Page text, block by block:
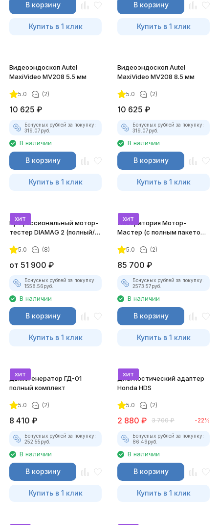
В корзину
Купить в 1 клик
В корзину
Купить в 1 клик
Видеоэндоскоп Autel
MaxiVideo MV208 5.5 мм
5.0 (2)
10 625 ₽
Бонусных рублей за покупку:
319.07руб.
В наличии
В корзину
Купить в 1 клик
Видеоэндоскоп Autel
MaxiVideo MV208 8.5 мм
5.0 (2)
10 625 ₽
Бонусных рублей за покупку:
319.07руб.
В наличии
В корзину
Купить в 1 клик
хит
Профессиональный мотор-
тестер DIAMAG 2 (полный/
5.0 (8)
от 51 900 ₽
Бонусных рублей за покупку:
1558.56руб.
В наличии
В корзину
Купить в 1 клик
хит
Лаборатория Мотор-
Мастер (с полным пакетом
5.0 (2)
85 700 ₽
Бонусных рублей за покупку:
2573.57руб.
В наличии
В корзину
Купить в 1 клик
хит
Дымогенератор ГД-01
полный комплект
5.0 (2)
8 410 ₽
Бонусных рублей за покупку:
252.55руб.
В наличии
В корзину
Купить в 1 клик
хит
Диагностический адаптер
Honda HDS
5.0 (2)
2 880 ₽ 3 700 ₽ -22%
Бонусных рублей за покупку:
86.49руб.
В наличии
В корзину
Купить в 1 клик